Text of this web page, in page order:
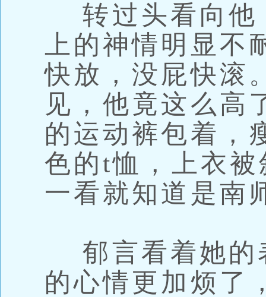
转过头看向他
上的神情明显
快放，没屁快滚
见，他竟这么高
的运动裤包着，
色的t恤，上衣
一看就知道是南
郁言看着她的
的心情更加烦了